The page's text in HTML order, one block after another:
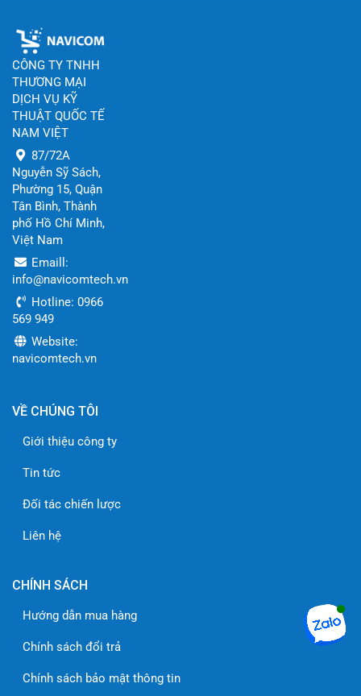
CÔNG TY TNHH
THƯƠNG MẠI
DỊCH VỤ KỸ
THUẬT QUỐC TẾ
NAM VIỆT
87/72A
Nguyễn Sỹ Sách,
Phường 15, Quận
Tân Bình, Thành
phố Hồ Chí Minh,
Việt Nam
Emaill:
info@navicomtech.vn
Hotline: 0966
569 949
Website:
navicomtech.vn
VỀ CHÚNG TÔI
Giới thiệu công ty
Tin tức
Đối tác chiến lược
Liên hệ
CHÍNH SÁCH
Hướng dẫn mua hàng
Chính sách đổi trả
Chính sách bảo mật thông tin